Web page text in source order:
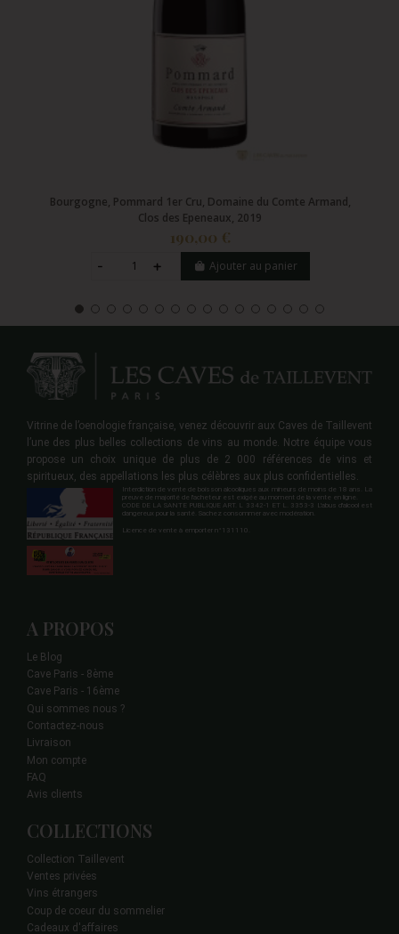
Bourgogne, Pommard 1er Cru, Domaine du Comte Armand,
Clos des Epeneaux, 2019
190,00 €
Ajouter au panier
Vitrine de l’oenologie française, venez découvrir aux Caves de Taillevent
l’une des plus belles collections de vins au monde. Notre équipe vous
propose un choix unique de plus de 2 000 références de vins et
spiritueux, des appellations les plus célèbres aux plus confidentielles.
Interdiction de vente de boisson alcooliques aux mineurs de moins de 18 ans. La
preuve de majorité de l'acheteur est exigée au moment de la vente en ligne.
CODE DE LA SANTE PUBLIQUE ART. L 3342-1 ET L. 3353-3 L'abus d'alcool est
dangereux pour la santé. Sachez consommer avec modération.
Licence de vente à emporter n°131110.
A PROPOS
Le Blog
Cave Paris - 8ème
Cave Paris - 16ème
Qui sommes nous ?
Contactez-nous
Livraison
Mon compte
FAQ
Avis clients
COLLECTIONS
Collection Taillevent
Ventes privées
Vins étrangers
Coup de coeur du sommelier
Cadeaux d'affaires